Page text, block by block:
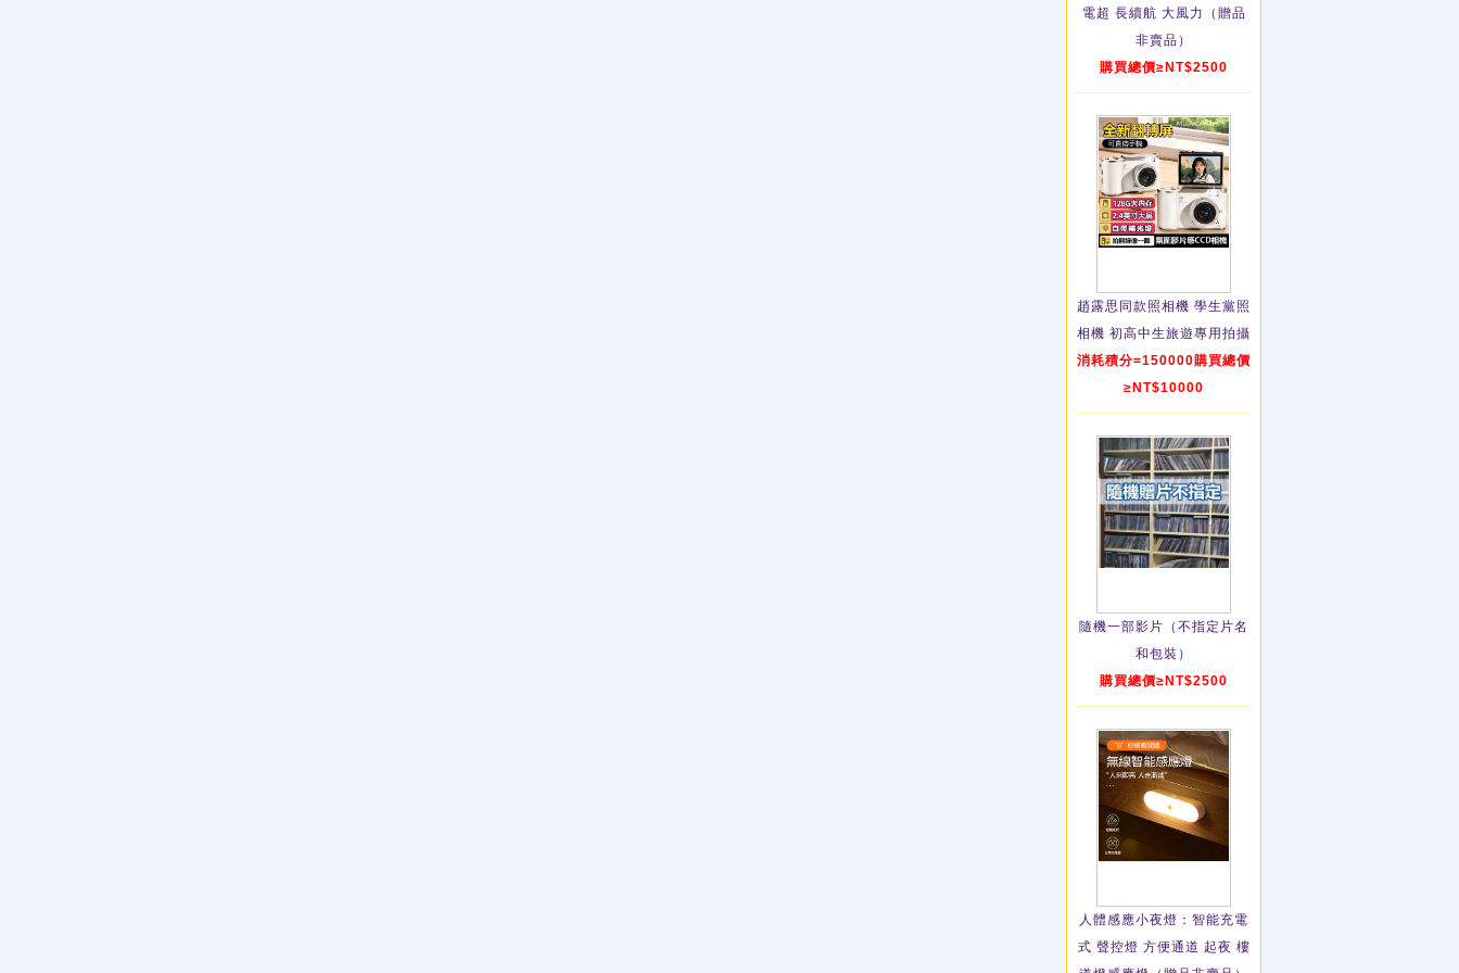
電超 長續航 大風力（贈品
非賣品）
購買總價≥NT$2500
趙露思同款照相機 學生黨照
相機 初高中生旅遊專用拍攝
消耗積分=150000購買總價
≥NT$10000
隨機一部影片（不指定片名
和包裝）
購買總價≥NT$2500
人體感應小夜燈：智能充電
式 聲控燈 方便通道 起夜 樓